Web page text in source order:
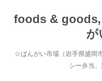
foods &
が
☆ばんがい市場（岩手県盛
シー弁当